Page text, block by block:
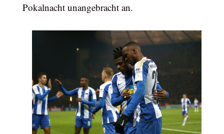
Pokalnacht unangebracht an.